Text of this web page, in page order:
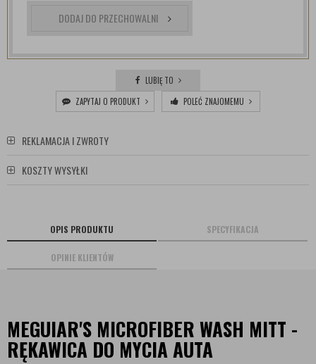
DODAJ DO PRZECHOWALNI
LUBIĘ TO
ZAPYTAJ O PRODUKT
POLEĆ ZNAJOMEMU
REKLAMACJA I ZWROTY
KOSZTY WYSYŁKI
OPIS PRODUKTU SPECYFIKACJA
OPINIE KLIENTÓW
MEGUIAR'S MICROFIBER WASH MITT -
RĘKAWICA DO MYCIA AUTA